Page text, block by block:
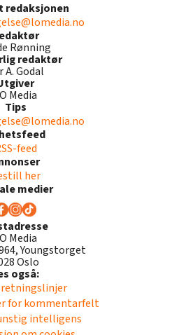
redaksjonen
Rønning
redaktør
A. Godal
Media
Tips
feed
her
medier
Media
Youngstorget
Oslo
også:
retningslinjer
for kommentarfelt
intelligens